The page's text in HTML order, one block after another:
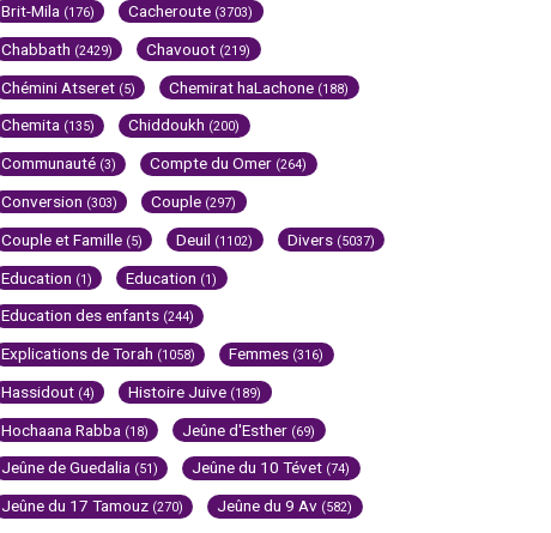
Brit-Mila (176) Cacheroute (3703)
Chabbath (2429) Chavouot (219)
Chémini Atseret (5) Chemirat haLachone (188)
Chemita (135) Chiddoukh (200)
Communauté (3) Compte du Omer (264)
Conversion (303) Couple (297)
Couple et Famille (5) Deuil (1102) Divers (5037)
Education (1) Education (1)
Education des enfants (244)
Explications de Torah (1058) Femmes (316)
Hassidout (4) Histoire Juive (189)
Hochaana Rabba (18) Jeûne d'Esther (69)
Jeûne de Guedalia (51) Jeûne du 10 Tévet (74)
Jeûne du 17 Tamouz (270) Jeûne du 9 Av (582)